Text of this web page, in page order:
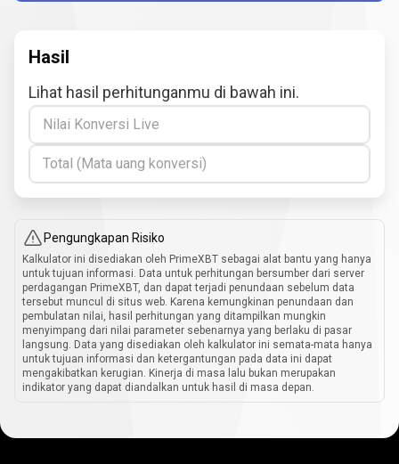
Hasil
Lihat hasil perhitunganmu di bawah ini.
Nilai Konversi Live
Total (Mata uang konversi)
Pengungkapan Risiko
Kalkulator ini disediakan oleh PrimeXBT sebagai alat bantu yang hanya
untuk tujuan informasi. Data untuk perhitungan bersumber dari server
perdagangan PrimeXBT, dan dapat terjadi penundaan sebelum data
tersebut muncul di situs web. Karena kemungkinan penundaan dan
pembulatan nilai, hasil perhitungan yang ditampilkan mungkin
menyimpang dari nilai parameter sebenarnya yang berlaku di pasar
langsung. Data yang disediakan oleh kalkulator ini semata-mata hanya
untuk tujuan informasi dan ketergantungan pada data ini dapat
mengakibatkan kerugian. Kinerja di masa lalu bukan merupakan
indikator yang dapat diandalkan untuk hasil di masa depan.